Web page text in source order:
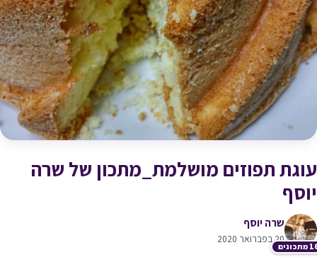
עוגת תפוזים מושלמת_מתכון של שרה
יוסף
שרה יוסף
20 בפברואר 2020